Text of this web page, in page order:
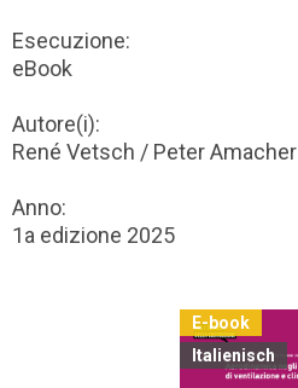
Esecuzione:
eBook
Autore(i):
René Vetsch / Peter Amacher
Anno:
1a edizione 2025
E-book
Italienisch